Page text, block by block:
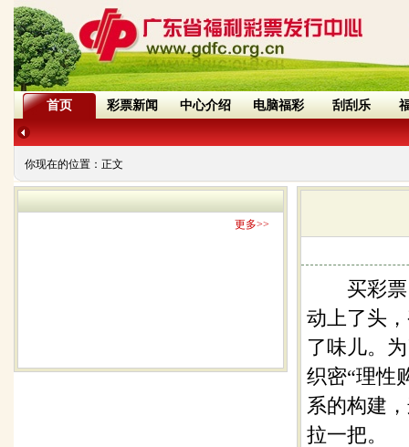
首页 彩票新闻 中心介绍 电脑福彩 刮刮乐
你现在的位置： 正文
更多>>
买彩票，
动上了头
了味儿。
织密“理性
系的构建
拉一把。